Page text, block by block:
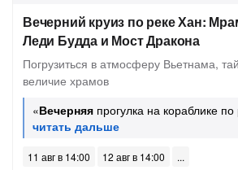
Вечерний круиз по реке Хан:
Леди Будда и Мост Дракона
Погрузиться в атмосферу Вьетнама,
величие храмов
«Вечерняя прогулка на кораблике
11 авг в 14:00
12 авг в 14:00